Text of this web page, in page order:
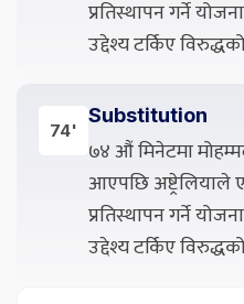
प्रतिस्थापन गर्ने
उद्देश्य टर्किए
74'
Substitution
७४ औं मिनेटमा
आएपछि
प्रतिस्थापन गर्ने
उद्देश्य टर्किए